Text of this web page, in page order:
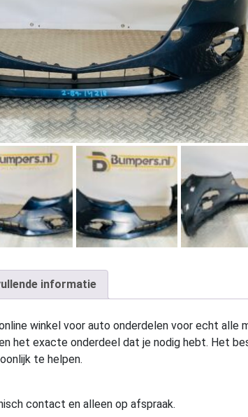
informatie
winkel voor auto onderdelen voor echt
het exacte onderdeel dat je nodig hebt. Het
te helpen.
contact en alleen op afspraak.